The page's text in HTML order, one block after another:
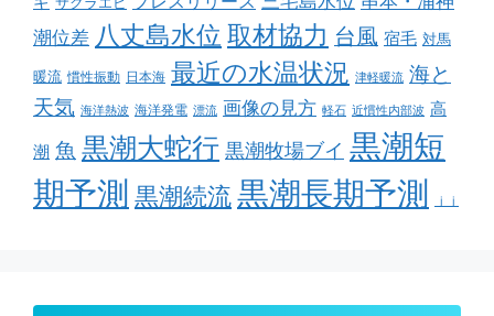
潮位差 八丈島水位 取材協力 台風 宿毛 対馬
暖流 慣性振動 日本海 最近の水温状況 津軽暖流 海と
天気 海洋熱波 海洋発電 漂流 画像の見方 軽石 近慣性内部波 高
潮 魚 黒潮大蛇行 黒潮牧場ブイ 黒潮短
期予測 黒潮続流黒潮長期予測 ｊｊ